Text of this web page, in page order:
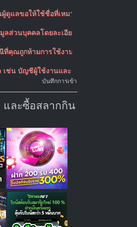
ห้ใช้ชื่อที่เหมาะสม สำหรับบัญชีฟอรั่มที่
โดยละเอียด โดยข้อมูลที่กรอกจะต้องเ
ามการใช้งานในฟอรั่มหรือในกรณีที่ ISP
ผู้ใช้งานและรหัสผ่านของคุณ) ใน
บันทึกการเข้า
และซื้อสลากกิน